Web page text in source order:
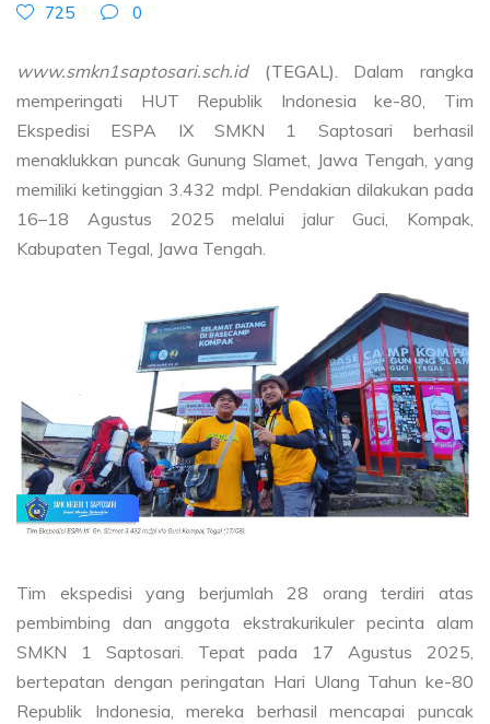
725
0
www.smkn1saptosari.sch.id (TEGAL). Dalam rangka
memperingati HUT Republik Indonesia ke-80, Tim
Ekspedisi ESPA IX SMKN 1 Saptosari berhasil
menaklukkan puncak Gunung Slamet, Jawa Tengah, yang
memiliki ketinggian 3.432 mdpl. Pendakian dilakukan pada
16–18 Agustus 2025 melalui jalur Guci, Kompak,
Kabupaten Tegal, Jawa Tengah.
Tim ekspedisi yang berjumlah 28 orang terdiri atas
pembimbing dan anggota ekstrakurikuler pecinta alam
SMKN 1 Saptosari. Tepat pada 17 Agustus 2025,
bertepatan dengan peringatan Hari Ulang Tahun ke-80
Republik Indonesia, mereka berhasil mencapai puncak